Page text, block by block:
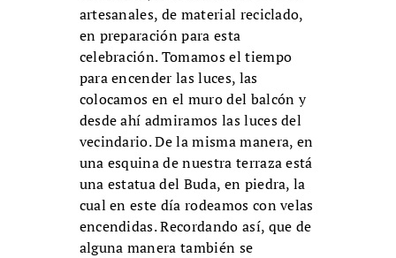
artesanales, de material reciclado,
en preparación para esta
celebración. Tomamos el tiempo
para encender las luces, las
colocamos en el muro del balcón y
desde ahí admiramos las luces del
vecindario. De la misma manera, en
una esquina de nuestra terraza está
una estatua del Buda, en piedra, la
cual en este día rodeamos con velas
encendidas. Recordando así, que de
alguna manera también se